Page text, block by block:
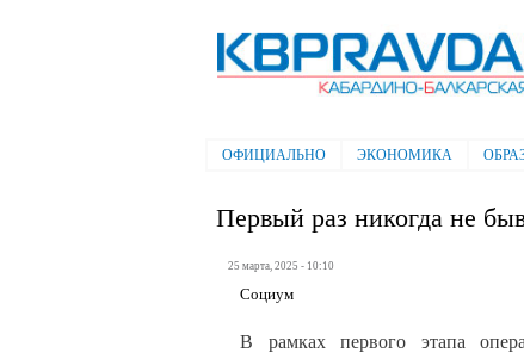
Электронная газета "Кабардино-
Балкарская правда"
Главное меню
ОФИЦИАЛЬНО ЭКОНОМИКА
Первый раз никогда не
25 марта, 2025 - 10:10
Социум
В рамках первого этапа